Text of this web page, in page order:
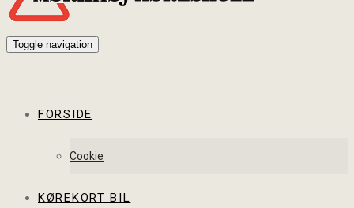
Toggle navigation
FORSIDE
Cookie
KØREKORT BIL